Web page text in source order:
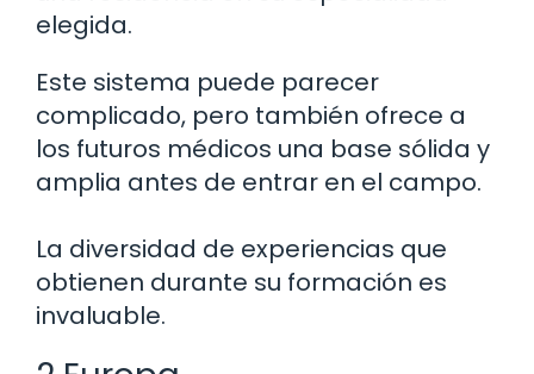
elegida.
Este sistema puede parecer
complicado, pero también ofrece a
los futuros médicos una base sólida y
amplia antes de entrar en el campo.
La diversidad de experiencias que
obtienen durante su formación es
invaluable.